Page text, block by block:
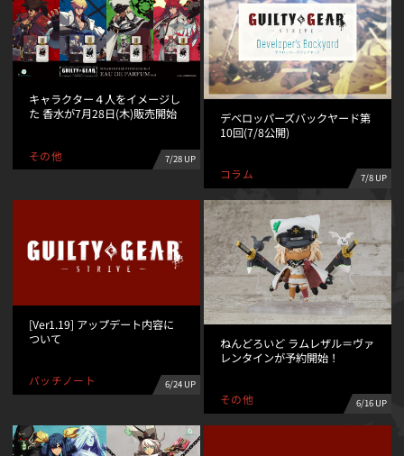
キャラクター４人をイメージし
た 香水が7月28日(木)販売開始
その他 7/28 UP
デベロッパーズバックヤード第
10回(7/8公開)
コラム 7/8 UP
[Ver1.19] アップデート内容に
ついて
パッチノート 6/24 UP
ねんどろいど ラムレザル＝ヴァ
レンタインが予約開始！
その他 6/16 UP